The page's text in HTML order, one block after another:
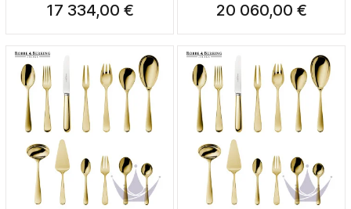
17 334,00 € 20 060,00 €